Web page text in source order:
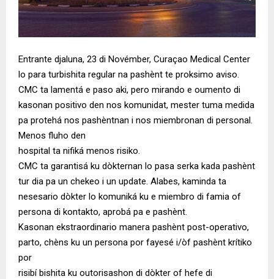
Entrante djaluna, 23 di Novémber, Curaçao Medical Center
lo para turbishita regular na pashènt te proksimo aviso.
CMC ta lamentá e paso aki, pero mirando e oumento di
kasonan positivo den nos komunidat, mester tuma medida
pa protehá nos pashèntnan i nos miembronan di personal.
Menos fluho den
hospital ta nifiká menos risiko.
CMC ta garantisá ku dòkternan lo pasa serka kada pashènt
tur dia pa un chekeo i un update. Alabes, kaminda ta
nesesario dòkter lo komuniká ku e miembro di famia of
persona di kontakto, aprobá pa e pashènt.
Kasonan ekstraordinario manera pashènt post-operativo,
parto, chèns ku un persona por fayesé i/òf pashènt krítiko
por
risibí bishita ku outorisashon di dòkter of hefe di